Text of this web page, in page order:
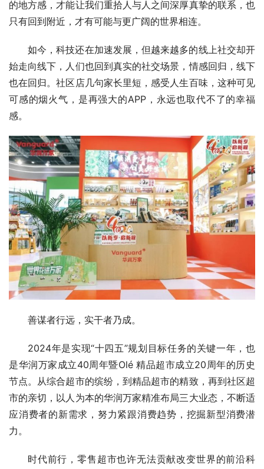
的地方感，才能让我们重拾人与人之间深厚真挚的联系，也
只有回到附近，才有可能与更广阔的世界相连。
如今，科技还在加速发展，但越来越多的线上社交却开
始走向线下，人们也回到真实的社交场景，情感回归，线下
也在回归。社区店几句家长里短，感受人生百味，这种可见
可感的烟火气，是再强大的APP，永远也取代不了的幸福
感。
善谋者行远，实干者乃成。
2024年是实现“十四五”规划目标任务的关键一年，也
是华润万家成立40周年暨Olé 精品超市成立20周年的历史
节点。从综合超市的缤纷，到精品超市的精致，再到社区超
市的亲切，以人为本的华润万家精准布局三大业态，不断适
应消费者的新需求，努力紧跟消费趋势，挖掘新型消费潜
力。
时代前行，零售超市也许无法贡献改变世界的前沿科